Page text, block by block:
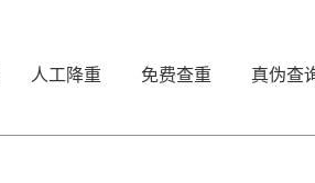
人工降重 免费查重 真伪查